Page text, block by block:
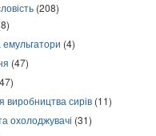
(208)
(4)
(47)
виробництва сирів (11)
охолоджувачі (31)